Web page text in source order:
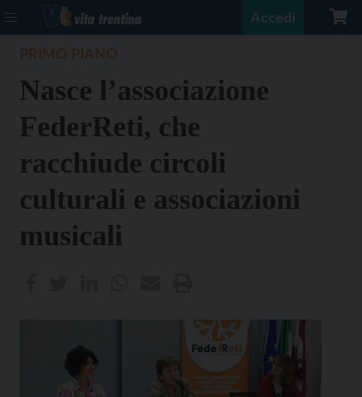
Accedi
Nasce l’associazione
FederReti, che
racchiude circoli
culturali e associazioni
musicali